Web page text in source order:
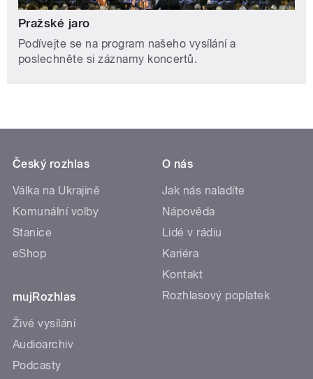
Pražské jaro
Podívejte se na program našeho vysílání a
poslechněte si záznamy koncertů.
Český rozhlas
Válka na Ukrajině
Komunální volby
Stanice
eShop
mujRozhlas
Živé vysílání
Audioarchiv
Podcasty
O nás
Jak nás naladíte
Nápověda
Lidé v rádiu
Kariéra
Kontakt
Rozhlasový poplatek